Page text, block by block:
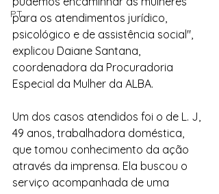
PT
para os atendimentos jurídico,
psicológico e de assistência social",
explicou Daiane Santana,
coordenadora da Procuradoria
Especial da Mulher da ALBA.
Um dos casos atendidos foi o de L. J,
49 anos, trabalhadora doméstica,
que tomou conhecimento da ação
através da imprensa. Ela buscou o
serviço acompanhada de uma